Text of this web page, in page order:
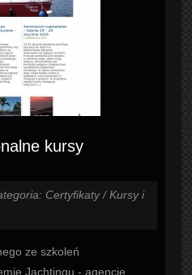
kursy
Certyfikaty / Kursy i
ze szkoleń
Jachtingu - agencję